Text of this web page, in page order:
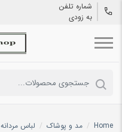
شماره تلفن
به زودی
Home
/ مد و پوشاک / لباس مردانه